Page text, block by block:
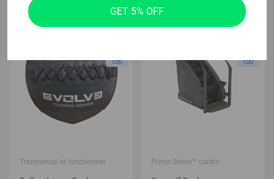
Transversal et fonctionnel Prime Series™ cardio
GET 5% OFF